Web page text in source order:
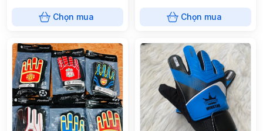
Chọn mua Chọn mua